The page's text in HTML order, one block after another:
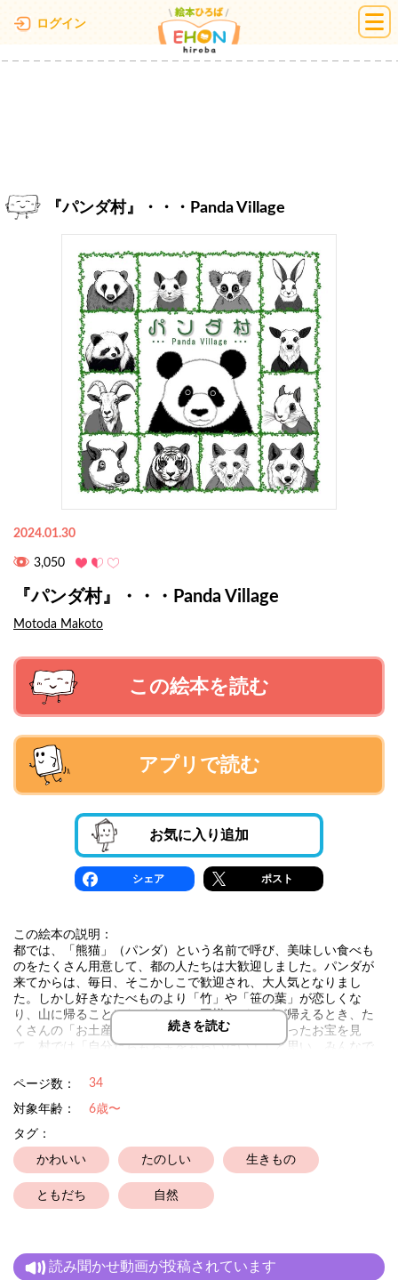
ログイン 絵本ひろば
『パンダ村』・・・Panda Village
2024.01.30
3,050
『パンダ村』・・・Panda Village
Motoda Makoto
この絵本を読む
アプリで読む
お気に入り追加
シェア ポスト
この絵本の説明：
都では、「熊猫」（パンダ）という名前で呼び、美味しい食べも
のをたくさん用意して、都の人たちは大歓迎しました。パンダが
来てからは、毎日、そこかしこで歓迎され、大人気となりまし
た。しかし好きなたべものより「竹」や「笹の葉」が恋しくな
り、山に帰ることになりました。王様はパンダが帰えるとき、た
くさんの「お土産」を持たせました。その持ち帰ったお宝を見
て、村では「自分たちもお宝をもらいたい！」と思い、みんなで
の人たちは「またパンダが戻ってきたぞ～」ということで人が集
です。これは「パンダ」ではなく「ニセモノ」だということで、
都の人々はがっかりしました。
村の動物たちが都に行ったまま戻って来ないので、心配になった
パンダは再び都に行きました。
「ニセモノ」だということで、村の動物たちは「檻（おり）」に
入れられていました。
「檻」に入れられている森のみんなを助けるために、パンダは王
とパンダが懸命に頭を下げるので、王様は許すことにしました。
解放された村のみんなは「パンダ」に感謝して一緒に村へ帰って
続きを読む
ページ数： 34
対象年齢：
6歳〜
タグ：
かわいい たのしい 生きもの
ともだち 自然
読み聞かせ動画が投稿されています